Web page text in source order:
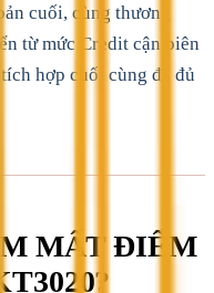
cuối, cùng thương
từ mức Credit cận biên
hợp cuối cùng đã đủ
MẤT ĐIỂM